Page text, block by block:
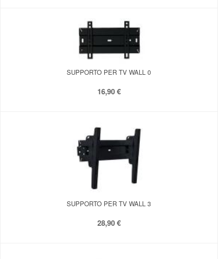
SUPPORTO PER TV WALL 0
16,90 €
SUPPORTO PER TV WALL 3
28,90 €